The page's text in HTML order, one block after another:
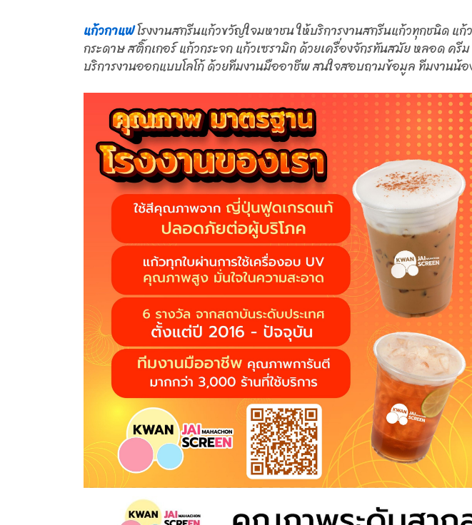
แก้วกาแฟโรงงานสกรีนแก้วขวัญใจมหาชน ให้บริการงานสกรีนแก้วทุกชนิด
กระดาษ สติ๊กเกอร์ แก้วกระจก แก้วเซรามิก ด้วยเครื่องจักรทันสมัย หลอด ค
บริการงานออกแบบโลโก้ ด้วยทีมงานมืออาชีพ สนใจสอบถามข้อมูล ทีมงานน้อ